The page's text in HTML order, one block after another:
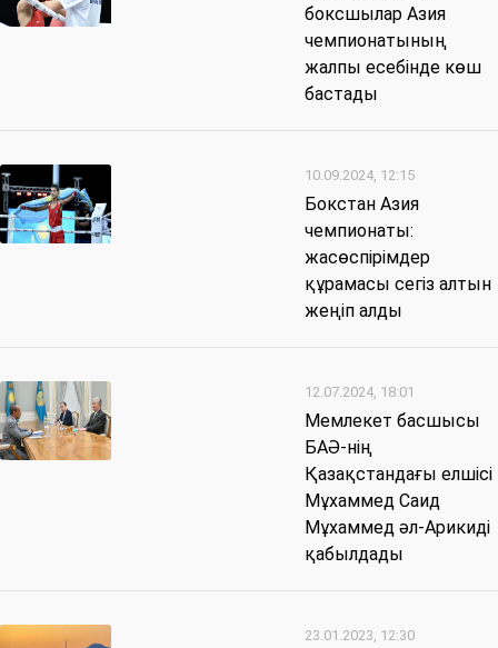
боксшылар Азия
чемпионатының
жалпы есебінде көш
бастады
10.09.2024, 12:15
Бокстан Азия
чемпионаты:
жасөспірімдер
құрамасы сегіз алтын
жеңіп алды
12.07.2024, 18:01
Мемлекет басшысы
БАӘ-нің
Қазақстандағы елшісі
Мұхаммед Саид
Мұхаммед әл-Арикиді
қабылдады
23.01.2023, 12:30